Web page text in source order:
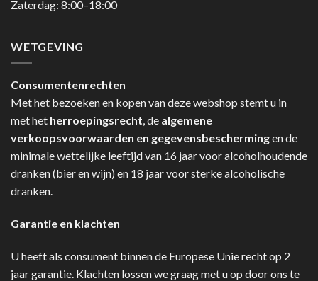
Zaterdag: 8:00–18:00
WETGEVING
Consumentenrechten
Met het bezoeken en kopen van deze webshop stemt u in
met het herroepingsrecht, de algemene
verkoopsvoorwaarden en gegevensbeschermingen de
minimale wettelijke leeftijd van 16 jaar voor alcoholhoudende
dranken (bier en wijn) en 18 jaar voor sterke alcoholische
dranken.
Garantie en klachten
U heeft als consument binnen de Europese Unie recht op 2
jaar garantie. Klachten lossen we graag met u op door ons te